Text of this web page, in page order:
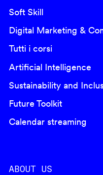
Soft Skill
Digital Marketing &
Tutti i corsi
Artificial Intelligence
Sustainability and
Future Toolkit
Calendar streaming
ABOUT US